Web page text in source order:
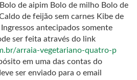
de aipim Bolo de milho Bolo de
de feijão sem carnes Kibe de
antecipados somente
ser feita através do link
arraia-vegetariano-quatro-p
em uma das contas do
ser enviado para o email